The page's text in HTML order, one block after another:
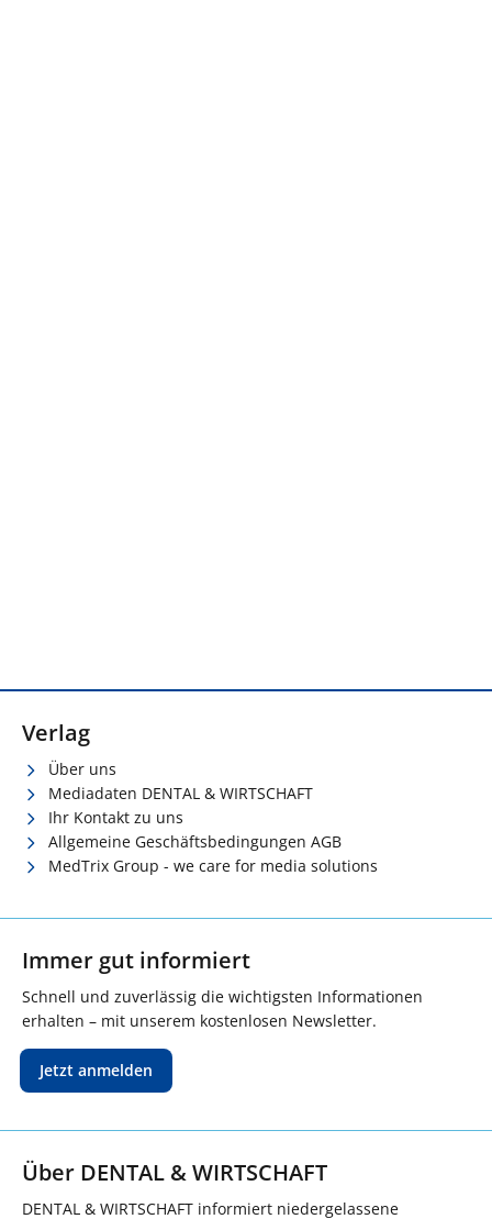
Verlag
Über uns
Mediadaten DENTAL & WIRTSCHAFT
Ihr Kontakt zu uns
Allgemeine Geschäftsbedingungen AGB
MedTrix Group - we care for media solutions
Immer gut informiert
Schnell und zuverlässig die wichtigsten Informationen
erhalten – mit unserem kostenlosen Newsletter.
Jetzt anmelden
Über DENTAL & WIRTSCHAFT
DENTAL & WIRTSCHAFT informiert niedergelassene